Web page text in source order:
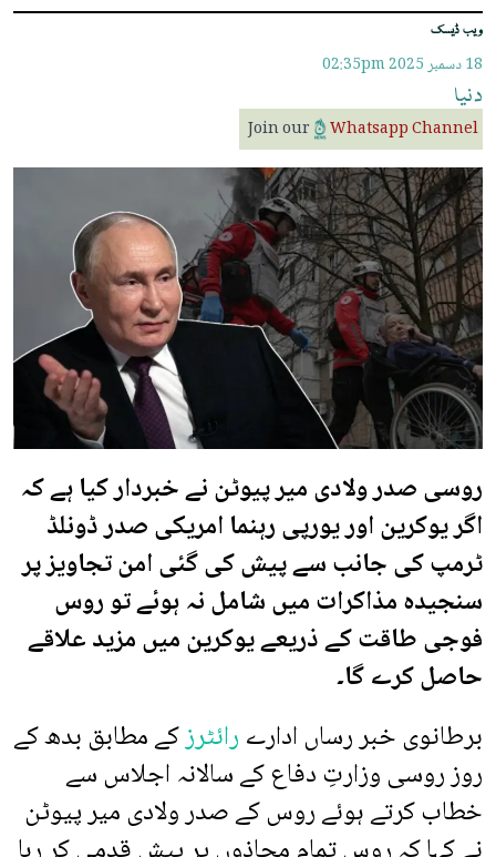
ویب ڈیسک
18 دسمبر 2025 02:35pm
دنیا
Join our Whatsapp Channel
روسی صدر ولادی میر پیوٹن نے خبردار کیا ہے کہ
اگر یوکرین اور یورپی رہنما امریکی صدر ڈونلڈ
ٹرمپ کی جانب سے پیش کی گئی امن تجاویز پر
سنجیدہ مذاکرات میں شامل نہ ہوئے تو روس
فوجی طاقت کے ذریعے یوکرین میں مزید علاقے
حاصل کرے گا۔
برطانوی خبر رساں ادارےرائٹرزکے مطابق بدھ کے
روز روسی وزارتِ دفاع کے سالانہ اجلاس سے
خطاب کرتے ہوئے روس کے صدر ولادی میر پیوٹن